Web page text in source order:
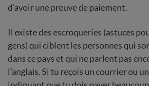
d'avoir une preuve de paiement.
Il existe des escroqueries (astuces
gens) qui ciblent les personnes qui
dans ce pays et qui ne parlent pas
l’anglais. Si tu reçois un courrier ou